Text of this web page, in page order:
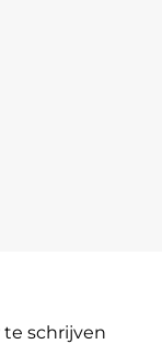
schrijven